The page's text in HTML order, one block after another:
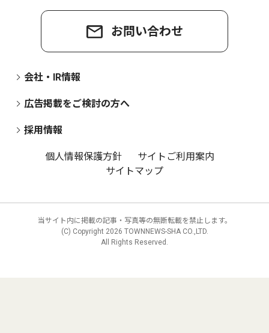
お問い合わせ
会社・IR情報
広告掲載をご検討の方へ
採用情報
個人情報保護方針
サイトご利用案内
サイトマップ
当サイト内に掲載の記事・写真等の無断転載を禁止します。
(C) Copyright 2026 TOWNNEWS-SHA CO.,LTD.
All Rights Reserved.